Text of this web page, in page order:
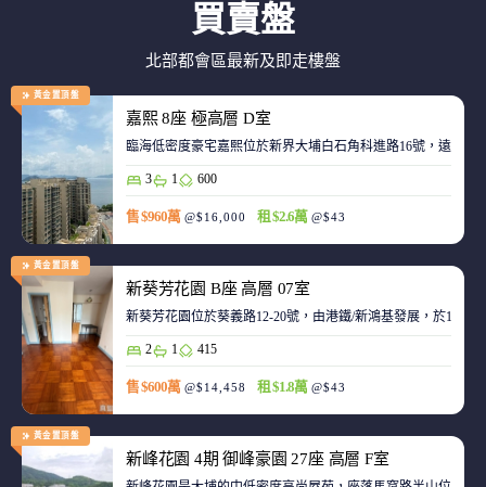
買賣盤
北部都會區最新及即走樓盤
黃金置頂盤
嘉熙 8座 極高層 D室
臨海低密度豪宅嘉熙位於新界大埔白石角科進路16號，遠離
3 1 600
售 $960萬 @$16,000 租 $2.6萬 @$43
黃金置頂盤
新葵芳花園 B座 高層 07室
新葵芳花園位於葵義路12-20號，由港鐵/新鴻基發展，於
2 1 415
售 $600萬 @$14,458 租 $1.8萬 @$43
黃金置頂盤
新峰花園 4期 御峰豪園 27座 高層 F室